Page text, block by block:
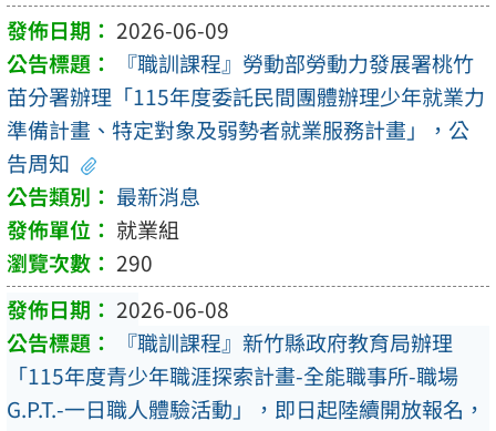
2026-06-09
『職訓課程』勞動部勞動力發展署桃竹
苗分署辦理「115年度委託民間團體辦理少年就業力
準備計畫、特定對象及弱勢者就業服務計畫」，公
告周知
最新消息
就業組
290
2026-06-08
『職訓課程』新竹縣政府教育局辦理
「115年度青少年職涯探索計畫-全能職事所-職場
G.P.T.-一日職人體驗活動」，即日起陸續開放報名，